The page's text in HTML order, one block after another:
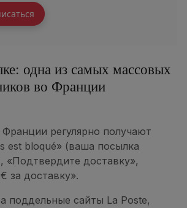
одна из самых массовых
во Франции
регулярно получают
est bloqué» (ваша посылка
«Подтвердите доставку»,
за доставку».
поддельные сайты La Poste,